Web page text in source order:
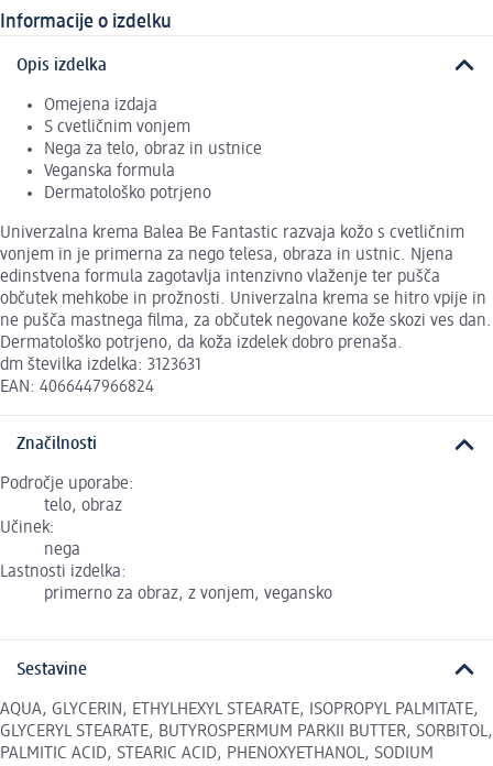
Informacije o izdelku
Opis izdelka
Omejena izdaja
S cvetličnim vonjem
Nega za telo, obraz in ustnice
Veganska formula
Dermatološko potrjeno
Univerzalna krema Balea Be Fantastic razvaja kožo s cvetličnim
vonjem in je primerna za nego telesa, obraza in ustnic. Njena
edinstvena formula zagotavlja intenzivno vlaženje ter pušča
občutek mehkobe in prožnosti. Univerzalna krema se hitro vpije in
ne pušča mastnega filma, za občutek negovane kože skozi ves dan.
Dermatološko potrjeno, da koža izdelek dobro prenaša.
dm številka izdelka: 3123631
EAN: 4066447966824
Značilnosti
Področje uporabe:
telo, obraz
Učinek:
nega
Lastnosti izdelka:
primerno za obraz, z vonjem, vegansko
Sestavine
AQUA, GLYCERIN, ETHYLHEXYL STEARATE, ISOPROPYL PALMITATE,
GLYCERYL STEARATE, BUTYROSPERMUM PARKII BUTTER, SORBITOL,
PALMITIC ACID, STEARIC ACID, PHENOXYETHANOL, SODIUM